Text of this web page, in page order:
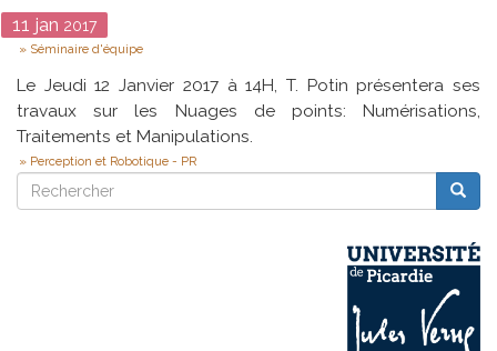
Date
11 jan 2017
Type
Séminaire d'équipe
Le Jeudi 12 Janvier 2017 à 14H, T. Potin présentera ses
travaux sur
les Nuages de points: Numérisations,
Traitements et Manipulations.
Perception et Robotique - PR
Rechercher
Rechercher